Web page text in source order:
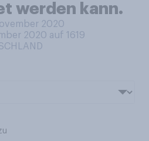
werden kann.
2020
2020 auf 1619